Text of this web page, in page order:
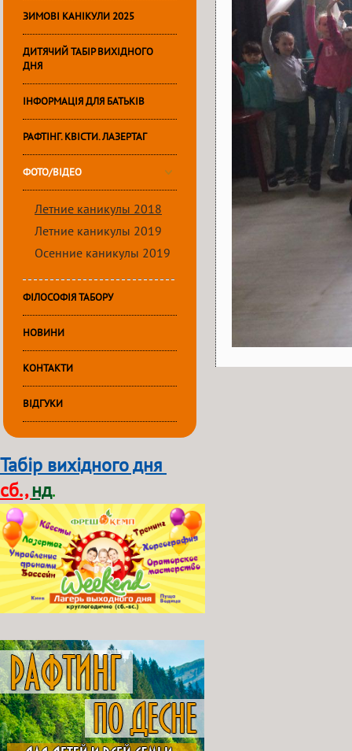
ЗИМОВІ КАНІКУЛИ 2025
ДИТЯЧИЙ ТАБІР ВИХІДНОГО
ДНЯ
ІНФОРМАЦІЯ ДЛЯ БАТЬКІВ
РАФТІНГ. КВІСТИ. ЛАЗЕРТАГ
ФОТО/ВІДЕО
Летние каникулы 2018
Летние каникулы 2019
Осенние каникулы 2019
ФІЛОСОФІЯ ТАБОРУ
НОВИНИ
КОНТАКТИ
ВІДГУКИ
Табір вихідного дня
сб.,нд.